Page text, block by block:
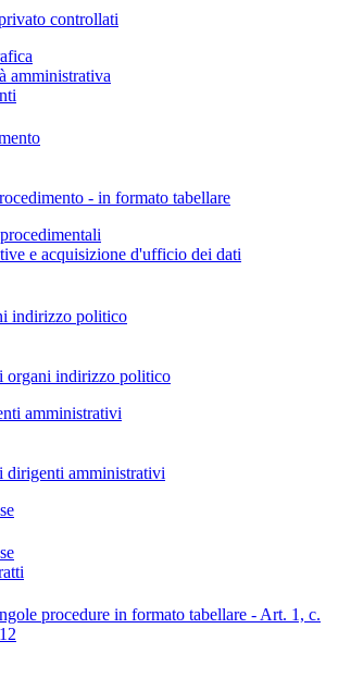
controllati
amministrativa
- in formato tabellare
e acquisizione d'ufficio dei dati
indirizzo politico
organi indirizzo politico
amministrativi
dirigenti amministrativi
procedure in formato tabellare - Art. 1, c.